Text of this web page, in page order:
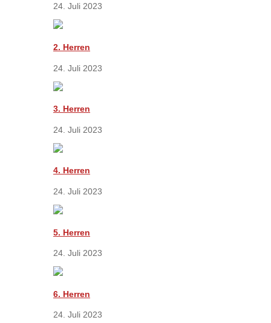
24. Juli 2023
2. Herren
24. Juli 2023
3. Herren
24. Juli 2023
4. Herren
24. Juli 2023
5. Herren
24. Juli 2023
6. Herren
24. Juli 2023